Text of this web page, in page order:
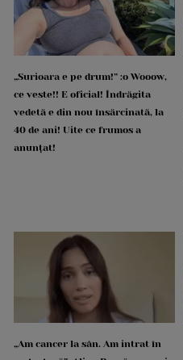
„Surioara e pe drum!” :o Wooow,
ce veste!! E oficial! Îndrăgita
vedetă e din nou însărcinată, la
40 de ani! Uite ce frumos a
anunțat!
„Am cancer la sân. Am intrat în